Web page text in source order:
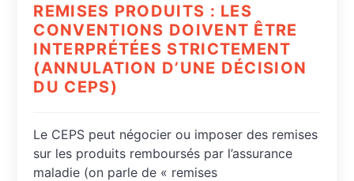
REMISES PRODUITS : LES
CONVENTIONS DOIVENT ÊTRE
INTERPRÉTÉES STRICTEMENT
(ANNULATION D’UNE DÉCISION
DU CEPS)
Le CEPS peut négocier ou imposer des remises
sur les produits remboursés par l’assurance
maladie (on parle de « remises